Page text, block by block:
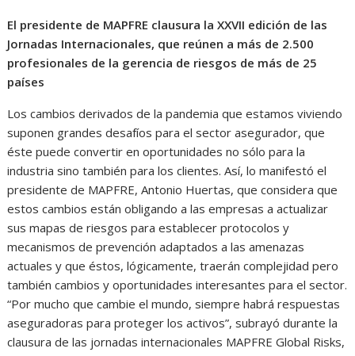
El presidente de MAPFRE clausura la XXVII edición de las
Jornadas Internacionales, que reúnen a más de 2.500
profesionales de la gerencia de riesgos de más de 25
países
Los cambios derivados de la pandemia que estamos viviendo
suponen grandes desafíos para el sector asegurador, que
éste puede convertir en oportunidades no sólo para la
industria sino también para los clientes. Así, lo manifestó el
presidente de MAPFRE, Antonio Huertas, que considera que
estos cambios están obligando a las empresas a actualizar
sus mapas de riesgos para establecer protocolos y
mecanismos de prevención adaptados a las amenazas
actuales y que éstos, lógicamente, traerán complejidad pero
también cambios y oportunidades interesantes para el sector.
“Por mucho que cambie el mundo, siempre habrá respuestas
aseguradoras para proteger los activos”, subrayó durante la
clausura de las jornadas internacionales MAPFRE Global Risks,